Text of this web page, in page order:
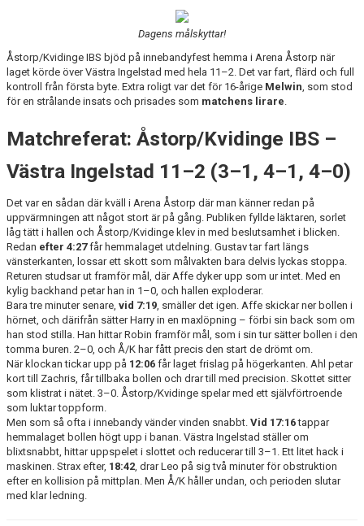
KONTAKT
Dagens målskyttar!
Åstorp/Kvidinge IBS bjöd på innebandyfest hemma i Arena Åstorp när
laget körde över Västra Ingelstad med hela 11–2. Det var fart, flärd och full
kontroll från första byte. Extra roligt var det för 16-årige Melwin, som stod
för en strålande insats och prisades som matchens lirare.
Matchreferat: Åstorp/Kvidinge IBS –
Västra Ingelstad 11–2 (3–1, 4–1, 4–0)
Det var en sådan där kväll i Arena Åstorp där man känner redan på
uppvärmningen att något stort är på gång. Publiken fyllde läktaren, sorlet
låg tätt i hallen och Åstorp/Kvidinge klev in med beslutsamhet i blicken.
Redan efter 4:27får hemmalaget utdelning. Gustav tar fart längs
vänsterkanten, lossar ett skott som målvakten bara delvis lyckas stoppa.
Returen studsar ut framför mål, där Affe dyker upp som ur intet. Med en
kylig backhand petar han in 1–0, och hallen exploderar.
Bara tre minuter senare, vid 7:19, smäller det igen. Affe skickar ner bollen i
hörnet, och därifrån sätter Harry in en maxlöpning – förbi sin back som om
han stod stilla. Han hittar Robin framför mål, som i sin tur sätter bollen i den
tomma buren. 2–0, och Å/K har fått precis den start de drömt om.
När klockan tickar upp på 12:06 får laget frislag på högerkanten. Ahl petar
kort till Zachris, får tillbaka bollen och drar till med precision. Skottet sitter
som klistrat i nätet. 3–0. Åstorp/Kvidinge spelar med ett självförtroende
som luktar toppform.
Men som så ofta i innebandy vänder vinden snabbt. Vid 17:16tappar
hemmalaget bollen högt upp i banan. Västra Ingelstad ställer om
blixtsnabbt, hittar uppspelet i slottet och reducerar till 3–1. Ett litet hack i
maskinen. Strax efter, 18:42, drar Leo på sig två minuter för obstruktion
efter en kollision på mittplan. Men Å/K håller undan, och perioden slutar
med klar ledning.